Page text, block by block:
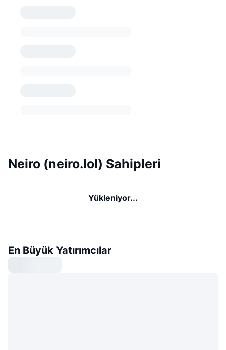
Neiro (neiro.lol) Sahipleri
Yükleniyor...
En Büyük Yatırımcılar